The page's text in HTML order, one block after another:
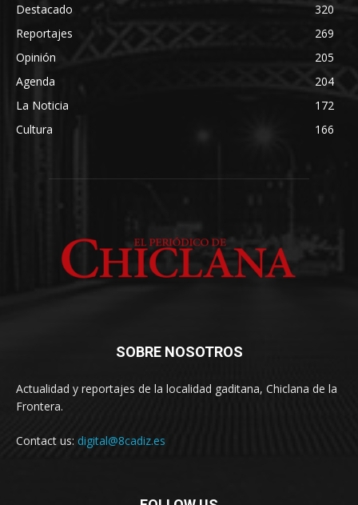
Destacado
320
Reportajes
269
Opinión
205
Agenda
204
La Noticia
172
Cultura
166
SOBRE NOSOTROS
Actualidad y reportajes de la localidad gaditana, Chiclana de la
Frontera.
Contact us: digital@8cadiz.es